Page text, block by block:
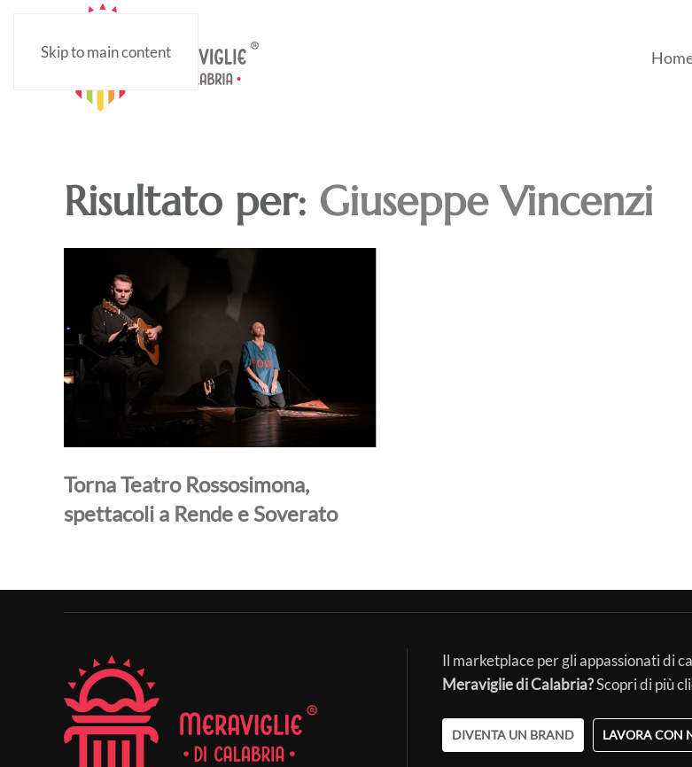
Skip to main content
Risultato per: Giuseppe Vincenzi
Torna Teatro Rossosimona,
spettacoli a Rende e Soverato
Il marketplace per gli appassionati di
Meraviglie di Calabria?Scopri di più
DIVENTA UN BRAND LAVORA CON